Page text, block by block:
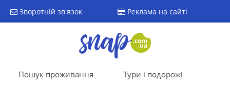
Зворотній зв'язок Реклама на сайті
Пошук проживання Тури і подорожі